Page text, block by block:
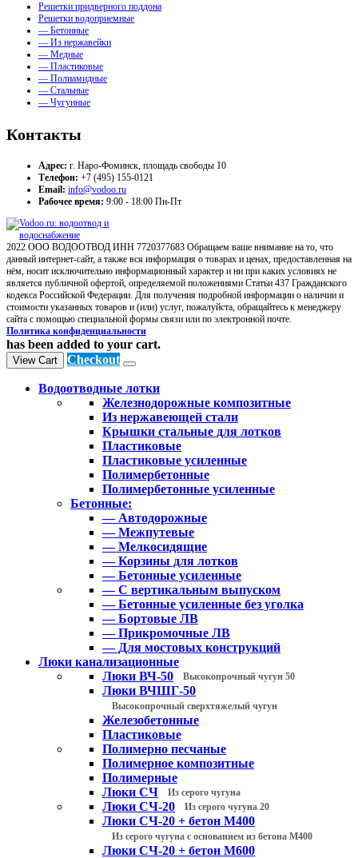
Решетки придверного поддона
Решетки водоприемные
— Бетонные
— Из нержавейки
— Медные
— Пластиковые
— Полиамидные
— Стальные
— Чугунные
Контакты
Адрес: г. Наро-Фоминск, площадь свободы 10
Телефон: +7 (495) 155-0121
Email: info@vodoo.ru
Рабочее время: 9:00 - 18:00 Пн-Пт
2022 ООО ВОДООТВОД ИНН 7720377683 Обращаем ваше внимание на то, что
данный интернет-сайт, а также вся информация о товарах и ценах, предоставленная на
нём, носит исключительно информационный характер и ни при каких условиях не
является публичной офертой, определяемой положениями Статьи 437 Гражданского
кодекса Российской Федерации. Для получения подробной информации о наличии и
стоимости указанных товаров и (или) услуг, пожалуйста, обращайтесь к менеджеру
сайта с помощью специальной формы связи или по электронной почте.
Политика конфиденциальности
has been added to your cart.
View Cart Checkout
Водоотводные лотки
Железнодорожные композитные
Из нержавеющей стали
Крышки стальные для лотков
Пластиковые
Пластиковые усиленные
Полимербетонные
Полимербетонные усиленные
Бетонные:
— Автодорожные
— Межпутевые
— Мелкосидящие
— Корзины для лотков
— Бетонные усиленные
— С вертикальным выпуском
— Бетонные усиленные без уголка
— Бортовые ЛВ
— Прикромочные ЛВ
— Для мостовых конструкций
Люки канализационные
Люки ВЧ-50
Высокопрочный чугун 50
Люки ВЧШГ-50
Высокопрочный сверхтяжелый чугун
Железобетонные
Пластиковые
Полимерно песчаные
Полимерное композитные
Полимерные
Люки СЧ
Из серого чугуна
Люки СЧ-20 Из серого чугуна 20
Люки СЧ-20 + бетон М400
Из серого чугуна с основанием из бетона М400
Люки СЧ-20 + бетон М600